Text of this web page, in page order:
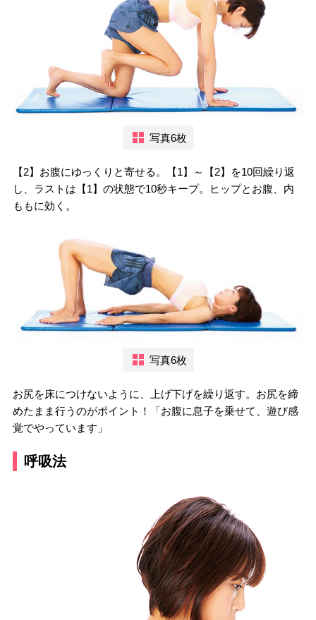
写真6枚
【2】お腹にゆっくりと寄せる。【1】～【2】を10回繰り返
し、ラストは【1】の状態で10秒キープ。ヒップとお腹、内
ももに効く。
写真6枚
お尻を床につけないように、上げ下げを繰り返す。お尻を締
めたまま行うのがポイント！「お腹に息子を乗せて、遊び感
覚でやっています」
呼吸法